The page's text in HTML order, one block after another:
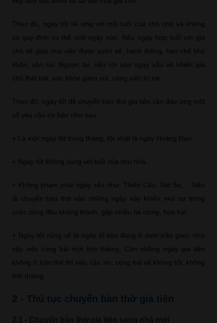
Theo đó, ngày tốt sẽ ứng với mỗi tuổi của chủ nhà và không
có quy định cụ thể một ngày nào. Nếu ngày hợp tuổi với gia
chủ sẽ giúp mọi việc được suôn sẻ, hanh thông, hạn chế khó
khăn, vận rủi. Ngược lại, nếu rơi vào ngày xấu sẽ khiến gia
chủ thất bát, sức khỏe giảm sút, công việc trì trệ.
Theo đó, ngày tốt để chuyển bàn thờ gia tiên cần đáp ứng một
số yêu cầu cơ bản như sau:
+ Là một ngày tốt trong tháng, tốt nhất là ngày Hoàng Đạo.
+ Ngày tốt không xung với tuổi của chủ nhà.
+ Không phạm phải ngày xấu như: Thiên Cẩu, Sát Sư,… Nếu
di chuyển bàn thờ vào những ngày này khiến mọi sự trong
cuộc sống đều không thành, gặp nhiều tai ương, họa hại.
+ Ngày tốt cũng sẽ là ngày tổ tiên đang ở dưới trần gian, như
vậy việc cúng bái mới linh thiêng. Còn những ngày gia tiên
không ở trần thế thì việc cầu xin, cúng bái sẽ không tốt, không
linh thiêng.
2 - Thủ tục chuyển bàn thờ gia tiên